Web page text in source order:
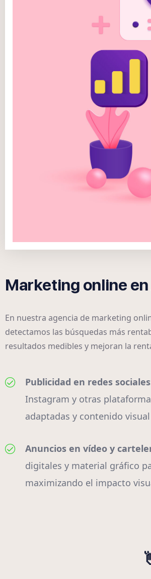
Marketing online
En nuestra agencia de marketing
detectamos las búsquedas más
resultados medibles y mejoran la
Publicidad en redes
Instagram y otras
adaptadas y contenido
Anuncios en vídeo y
digitales y material gráfico
maximizando el impacto